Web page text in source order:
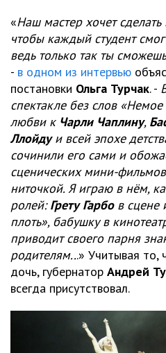
«Наш мастер хочет
чтобы каждый студент
ведь только так ты
- в одном из интервью
постановки Ольга Турчак. -
спектакле без слов
любви к Чарли Чаплину,
Ллойдуи всей эпохе
сочинили его сами и
сценических мини-
ниточкой. Я играю в нём,
ролей:Грету Гарбов сцене
плоть», бабушку в
приводит своего парня
родителям...» Учитывая то,
дочь, губернатор Андрей
всегда присутствовал.